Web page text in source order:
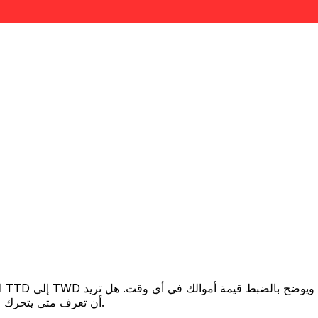
أن تعرف متى يتحرك السعر لصالحك؟ اضبط تنبيه السعر وسنخبرك عندما يصل إلى هدفك.